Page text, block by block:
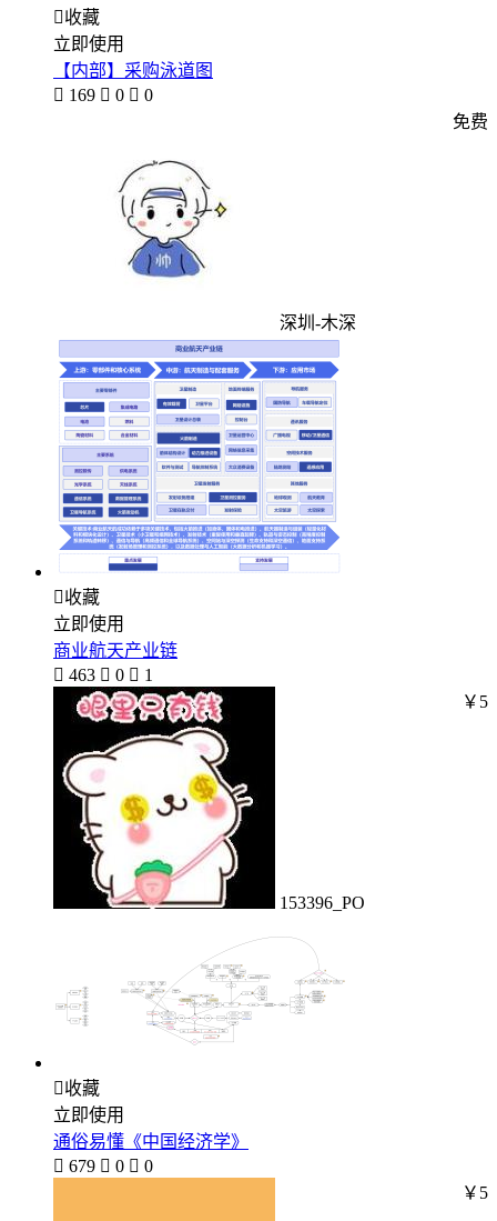
收藏
立即使用
【内部】采购泳道图
 169  0  0
深圳-木深
免费
收藏
立即使用
商业航天产业链
 463  0  1
153396_PO
￥5
收藏
立即使用
通俗易懂《中国经济学》
 679  0  0
￥5